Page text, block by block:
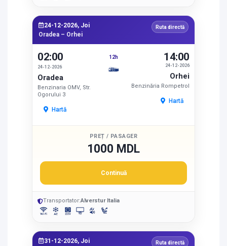
24-12-2026, Joi
Oradea – Orhei
Ruta directă
02:00
24-12-2026
Oradea
Benzinaria OMV, Str.
Ogorului 3
Hartă
12h
24-12-2026
14:00
Orhei
Benzinăria Rompetrol
Hartă
PREȚ / PASAGER
1000 MDL
Continuă
Transportator:Alverstur Italia
31-12-2026, Joi
Ruta directă